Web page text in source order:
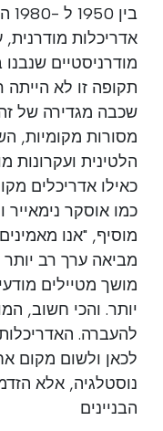
אדריכלות
מודרניסטיים
תקופה זו לא
שכבה מגדירה של
מסורות מקומיות,
הלטינית ועקרונות
כאילו אדריכלים
כמו אוסקר נימאייר
מוסיף, "אנו
מביאה ערך רב יותר
מושך מטיילים
יותר. והכי חשוב,
להעברה.
לכאן ולשום מקום
נוסטלגיה, אלא
הבניינים